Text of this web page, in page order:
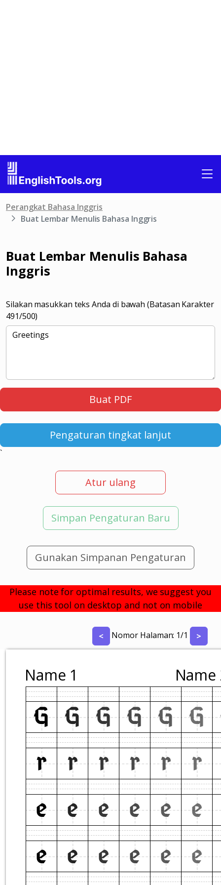
Perangkat Bahasa Inggris
Buat Lembar Menulis Bahasa Inggris
Buat Lembar Menulis Bahasa
Inggris
Silakan masukkan teks Anda di bawah (Batasan Karakter
491/500)
Buat PDF
Pengaturan tingkat lanjut
`
Atur ulang
Simpan Pengaturan Baru
Gunakan Simpanan Pengaturan
Please note for optimal results, we suggest you
use this tool on desktop and not on mobile
< Nomor Halaman: 1/1 >
Name 1 Name
G G G G G G
r
r r r r
r
e
e e e e
e
e
e e e e e